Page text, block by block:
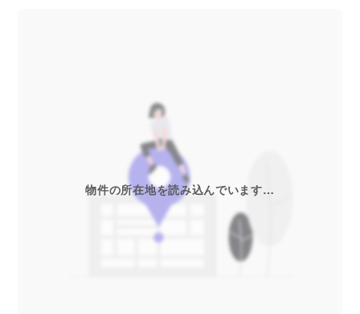
物件の所在地を読み込んでいます…